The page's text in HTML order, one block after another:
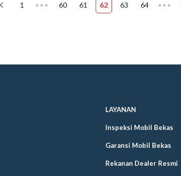
1 ••• 60 61 62 63 64 •••
LAYANAN
Inspeksi Mobil Bekas
Garansi Mobil Bekas
Rekanan Dealer Resmi